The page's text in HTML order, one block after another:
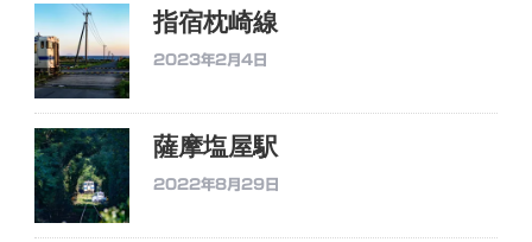
指宿枕崎線
2023年2月4日
薩摩塩屋駅
2022年8月29日